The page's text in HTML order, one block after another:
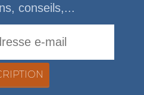
conseils,...